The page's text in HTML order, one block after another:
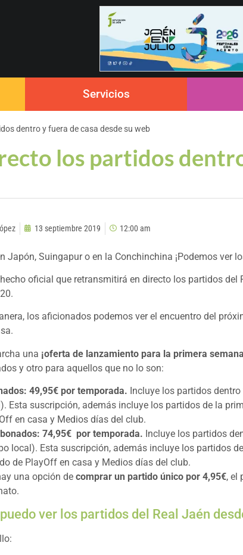
Servicios
los partidos
dentro y fuera de casa desde su web
13 septiembre 2019 12:00 am
Japón, Suingapur o en la Conchinchina ¡Podemos ver
oficial que retransmitirá en directo los partidos
los aficionados podemos ver el encuentro del
una ¡oferta de lanzamiento para la primera
y otro para aquellos que no lo son:
49,95€ por temporada. Incluye los partidos dentro
Esta suscripción, además incluye los partidos de la
en casa y Medios días del club.
74,95€ por temporada. Incluye los partidos
local). Esta suscripción, además incluye los partidos
de PlayOff en casa y Medios días del club.
una opción de comprar un partido único por 4,95€, el
ver los partidos del Real Jaén